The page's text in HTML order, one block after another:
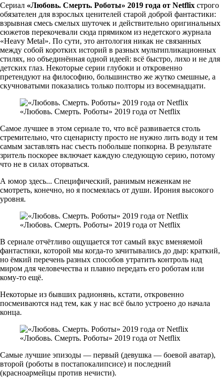
Сериал «Любовь. Смерть. Роботы» 2019 года от Netflix строго
обязателен для взрослых ценителей старой доброй фантастики:
взрывная смесь смелых шуточек и действительно оригинальных
сюжетов перекочевали сюда прямиком из недетского журнала
«Heavy Metal». По сути, это антология никак не связанных
между собой коротких историй в разных мультипликационных
стилях, но объединённая одной идеей: всё быстро, лихо и не для
детских глаз. Некоторые серии глубоки и откровенно
претендуют на философию, большинство же жутко смешные, а
скучноватыми показались только полторы из восемнадцати.
«Любовь. Смерть. Роботы» 2019 года от Netflix
Самое лучшее в этом сериале то, что всё развивается столь
стремительно, что сценаристу просто не нужно лить воду и тем
самым заставлять нас съесть побольше попкорна. В результате
зритель поскорее включает каждую следующую серию, потому
что не в силах оторваться.
А юмор здесь... Специфический, ранимым неженкам не
смотреть, конечно, но я посмеялась от души. Ирония высокого
уровня.
«Любовь. Смерть. Роботы» 2019 года от Netflix
В сериале отчётливо ощущается тот самый вкус вменяемой
фантастики, которой мы когда-то зачитывались до дыр: краткий,
но ёмкий перечень разных способов утратить контроль над
миром для человечества и плавно передать его роботам или
кому-то ещё.
Некоторые из бывших радионянь, кстати, откровенно
посмеиваются над тем, как у нас всё было устроено до начала
конца.
«Любовь. Смерть. Роботы» 2019 года от Netflix
Самые лучшие эпизоды — первый (девушка — боевой аватар),
второй (роботы в постапокалипсисе) и последний
(красноармейцы против нечисти).